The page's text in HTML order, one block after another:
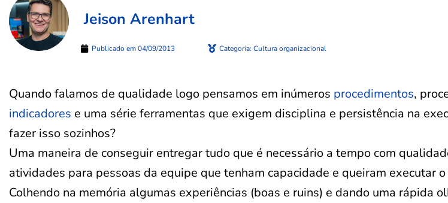
Jeison Arenhart
Publicado em04/09/2013 Categoria: Cultura organizacional
Quando falamos de qualidade logo pensamos em inúmeros procedimentos,
indicadores e uma série ferramentas que exigem disciplina e persistência na
fazer isso sozinhos?
Uma maneira de conseguir entregar tudo que é necessário a tempo com
atividades para pessoas da equipe que tenham capacidade e queiram executar
Colhendo na memória algumas experiências (boas e ruins) e dando uma rápida